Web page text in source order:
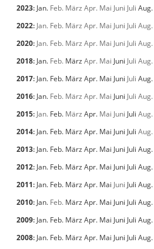
2023: Jan. Feb. März Apr. Mai Juni Juli Aug.
2022: Jan. Feb. März Apr. Mai Juni Juli Aug.
2020: Jan. Feb. März Apr. Mai Juni Juli Aug.
2018: Jan. Feb. März Apr. Mai Juni Juli Aug.
2017: Jan. Feb. März Apr. Mai Juni Juli Aug.
2016: Jan. Feb. März Apr. Mai Juni Juli Aug.
2015: Jan. Feb. März Apr. Mai Juni Juli Aug.
2014: Jan. Feb. März Apr. Mai Juni Juli Aug.
2013: Jan. Feb. März Apr. Mai Juni Juli Aug.
2012: Jan. Feb. März Apr. Mai Juni Juli Aug.
2011: Jan. Feb. März Apr. Mai Juni Juli Aug.
2010: Jan. Feb. März Apr. Mai Juni Juli Aug.
2009: Jan. Feb. März Apr. Mai Juni Juli Aug.
2008: Jan. Feb. März Apr. Mai Juni Juli Aug.